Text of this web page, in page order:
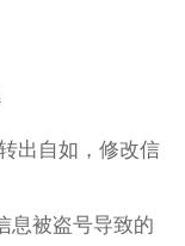
出自如，修改信
息被盗号导致的